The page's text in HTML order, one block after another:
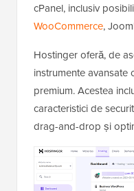
cPanel, inclusiv
WooCommerce,
Hostinger oferă, de
instrumente avansate
premium. Acestea
caracteristici de
drag-and-drop și